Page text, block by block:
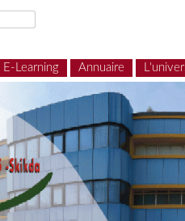
E-Learning Annuaire